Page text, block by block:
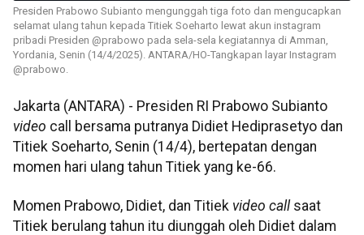
Presiden Prabowo Subianto mengunggah tiga foto dan mengucapkan
selamat ulang tahun kepada Titiek Soeharto lewat akun instagram
pribadi Presiden @prabowo pada sela-sela kegiatannya di Amman,
Yordania, Senin (14/4/2025). ANTARA/HO-Tangkapan layar Instagram
@prabowo.
Jakarta (ANTARA) - Presiden RI Prabowo Subianto
video call
bersama putranya Didiet Hediprasetyo dan
Titiek Soeharto, Senin (14/4), bertepatan dengan
momen hari ulang tahun Titiek yang ke-66.
Momen Prabowo, Didiet, dan Titiek video callsaat
Titiek berulang tahun itu diunggah oleh Didiet dalam